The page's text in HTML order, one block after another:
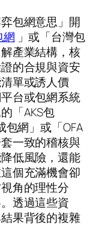
包網意思」開
網 」或「台灣包
產業結構，核
的合規與資安
單或誘人價
台或包網系統
「AKS包
包網」或「OFA
一致的稽核與
低風險，還能
個充滿機會卻
角的理性分
透過這些資
果背後的複雜